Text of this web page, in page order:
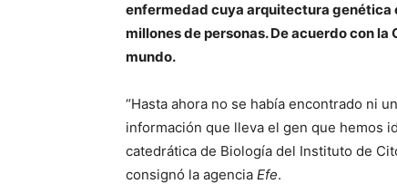
enfermedad cuya arquitectura genética
millones de personas. De acuerdo con
mundo.
“Hasta ahora no se había encontrado ni
información que lleva el gen que hemos
catedrática de Biología del Instituto de
consignó la agencia Efe.